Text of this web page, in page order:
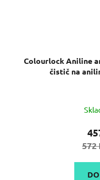
Colourlock Aniline
čistič na
572